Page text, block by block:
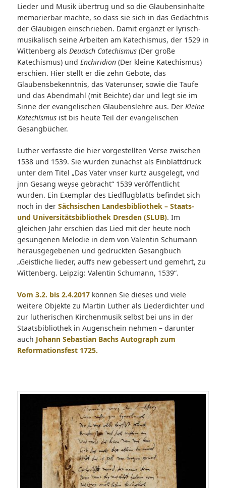
Lieder und Musik übertrug und so die Glaubensinhalte
memorierbar machte, so dass sie sich in das Gedächtnis
der Gläubigen einschrieben. Damit ergänzt er lyrisch-
musikalisch seine Arbeiten am Katechismus, der 1529 in
Wittenberg als Deudsch Catechismus(Der große
Katechismus) und Enchiridion (Der kleine Katechismus)
erschien. Hier stellt er die zehn Gebote, das
Glaubensbekenntnis, das Vaterunser, sowie die Taufe
und das Abendmahl (mit Beichte) dar und legt sie im
Sinne der evangelischen Glaubenslehre aus. Der Kleine
Katechismusist bis heute Teil der evangelischen
Gesangbücher.
Luther verfasste die hier vorgestellten Verse zwischen
1538 und 1539. Sie wurden zunächst als Einblattdruck
unter dem Titel „Das Vater vnser kurtz ausgelegt, vnd
jnn Gesang weyse gebracht“ 1539 veröffentlicht
wurden. Ein Exemplar des Liedflugblatts befindet sich
noch in der Sächsischen Landesbibliothek – Staats-
und Universitätsbibliothek Dresden (SLUB). Im
gleichen Jahr erschien das Lied mit der heute noch
gesungenen Melodie in dem von Valentin Schumann
herausgegebenen und gedruckten Gesangbuch
„Geistliche lieder, auffs new gebessert und gemehrt, zu
Wittenberg. Leipzig: Valentin Schumann, 1539“.
Vom 3.2. bis 2.4.2017können Sie dieses und viele
weitere Objekte zu Martin Luther als Liederdichter und
zur lutherischen Kirchenmusik selbst bei uns in der
Staatsbibliothek in Augenschein nehmen – darunter
auch Johann Sebastian Bachs Autograph zum
Reformationsfest 1725.